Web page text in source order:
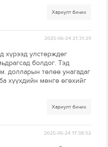
Хариулт бичих
2025-06-24 21:31:29
хүрээд улстөрждөг
болдог. Тэд
долларын төлөө унагадаг
хүүхдийн мөнгө өгөхийг
Хариулт бичих
2025-06-24 17:38:52